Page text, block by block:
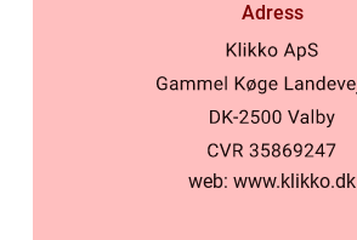
Adress
web: www.klikko.dk